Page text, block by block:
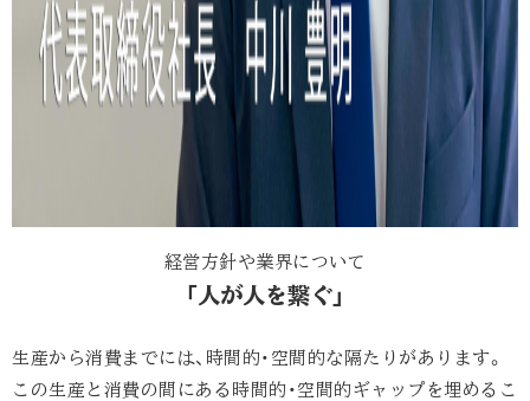
経営方針や業界について
「人が人を繋ぐ」
生産から消費までには、時間的・空間的な隔たりがあります。
この生産と消費の間にある時間的・空間的ギャップを埋めるこ